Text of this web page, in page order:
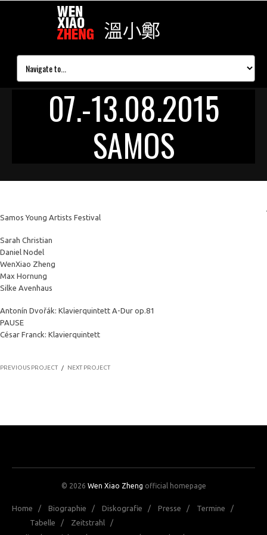
07.-13.08.2015
SAMOS
Samos Young Artists Festival
Sarah Christian
Daniel Nodel
WenXiao Zheng
Max Hornung
Silke Avenhaus
Antonín Dvořák: Klavierquintett A-Dur op.81
PAUSE
César Franck: Klavierquintett
PREVIOUS PROJECT / NEXT PROJECT
© 2026 Wen Xiao Zheng official homepage
Home / Biographie / Diskografie / Presse / Termine /
Tabelle / Zeitstrahl /